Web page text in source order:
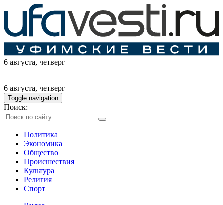
6 августа, четверг
6 августа, четверг
Toggle navigation
Поиск:
Политика
Экономика
Общество
Происшествия
Культура
Религия
Спорт